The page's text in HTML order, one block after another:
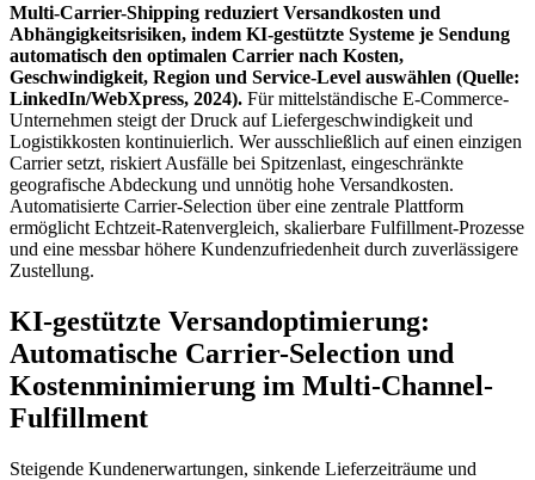
Multi-Carrier-Shipping reduziert Versandkosten und
Abhängigkeitsrisiken, indem KI-gestützte Systeme je Sendung
automatisch den optimalen Carrier nach Kosten,
Geschwindigkeit, Region und Service-Level auswählen (Quelle:
LinkedIn/WebXpress, 2024). Für mittelständische E-Commerce-
Unternehmen steigt der Druck auf Liefergeschwindigkeit und
Logistikkosten kontinuierlich. Wer ausschließlich auf einen einzigen
Carrier setzt, riskiert Ausfälle bei Spitzenlast, eingeschränkte
geografische Abdeckung und unnötig hohe Versandkosten.
Automatisierte Carrier-Selection über eine zentrale Plattform
ermöglicht Echtzeit-Ratenvergleich, skalierbare Fulfillment-Prozesse
und eine messbar höhere Kundenzufriedenheit durch zuverlässigere
Zustellung.
KI-gestützte Versandoptimierung:
Automatische Carrier-Selection und
Kostenminimierung im Multi-Channel-
Fulfillment
Steigende Kundenerwartungen, sinkende Lieferzeiträume und